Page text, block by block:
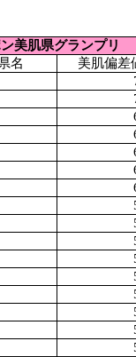
美肌県グランプリ
名
美肌偏差